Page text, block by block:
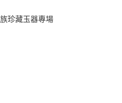
珍藏玉器專場